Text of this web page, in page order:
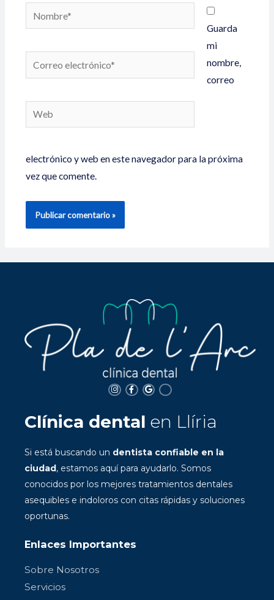
Guarda
mi
nombre,
correo
electrónico y web en este navegador para la próxima
vez que comente.
Clínica dental en Llíria
Si está buscando un dentista confiable en la
ciudad , estamos aquí para ayudarlo. Somos
conocidos por los mejores tratamientos dentales
asequibles e indoloros con citas rápidas y soluciones
oportunas.
Enlaces Importantes
Sobre Nosotros
Servicios